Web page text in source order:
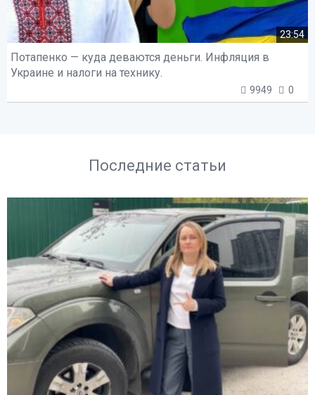
23:54
Потапенко — куда деваются деньги. Инфляция в
Украине и налоги на технику.
9949 0
Последние статьи